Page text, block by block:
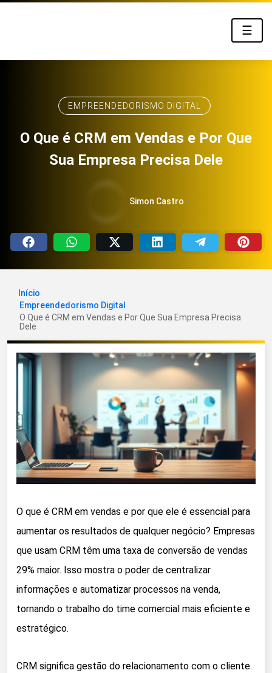
☰
EMPREENDEDORISMO DIGITAL
O Que é CRM em Vendas e Por Que
Sua Empresa Precisa Dele
Simon Castro
Início
Empreendedorismo Digital
O Que é CRM em Vendas e Por Que Sua Empresa Precisa
Dele
O que é CRM em vendas e por que ele é essencial para
aumentar os resultados de qualquer negócio? Empresas
que usam CRM têm uma taxa de conversão de vendas
29% maior. Isso mostra o poder de centralizar
informações e automatizar processos na venda,
tornando o trabalho do time comercial mais eficiente e
estratégico.
CRM significa gestão do relacionamento com o cliente.